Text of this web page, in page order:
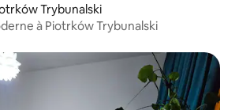
Trybunalski
à Piotrków Trybunalski